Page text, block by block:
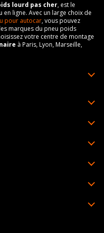
lourd pas cher, est le
ligne. Avec un large choix de
pour autocar, vous pouvez
marques du pneu poids
votre centre de montage
à Paris, Lyon, Marseille,